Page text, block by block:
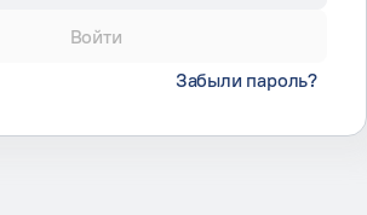
Войти
Забыли пароль?